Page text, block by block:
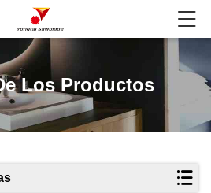
Los Productos